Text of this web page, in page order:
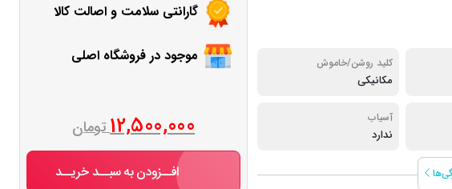
کلید روشن/خاموش
مکانیکی
آسیاب
ندارد
گارانتی سلامت و اصالت کالا
موجود در فروشگاه اصلی
12,500,000تومان
افــزودن به سبــد خریــد